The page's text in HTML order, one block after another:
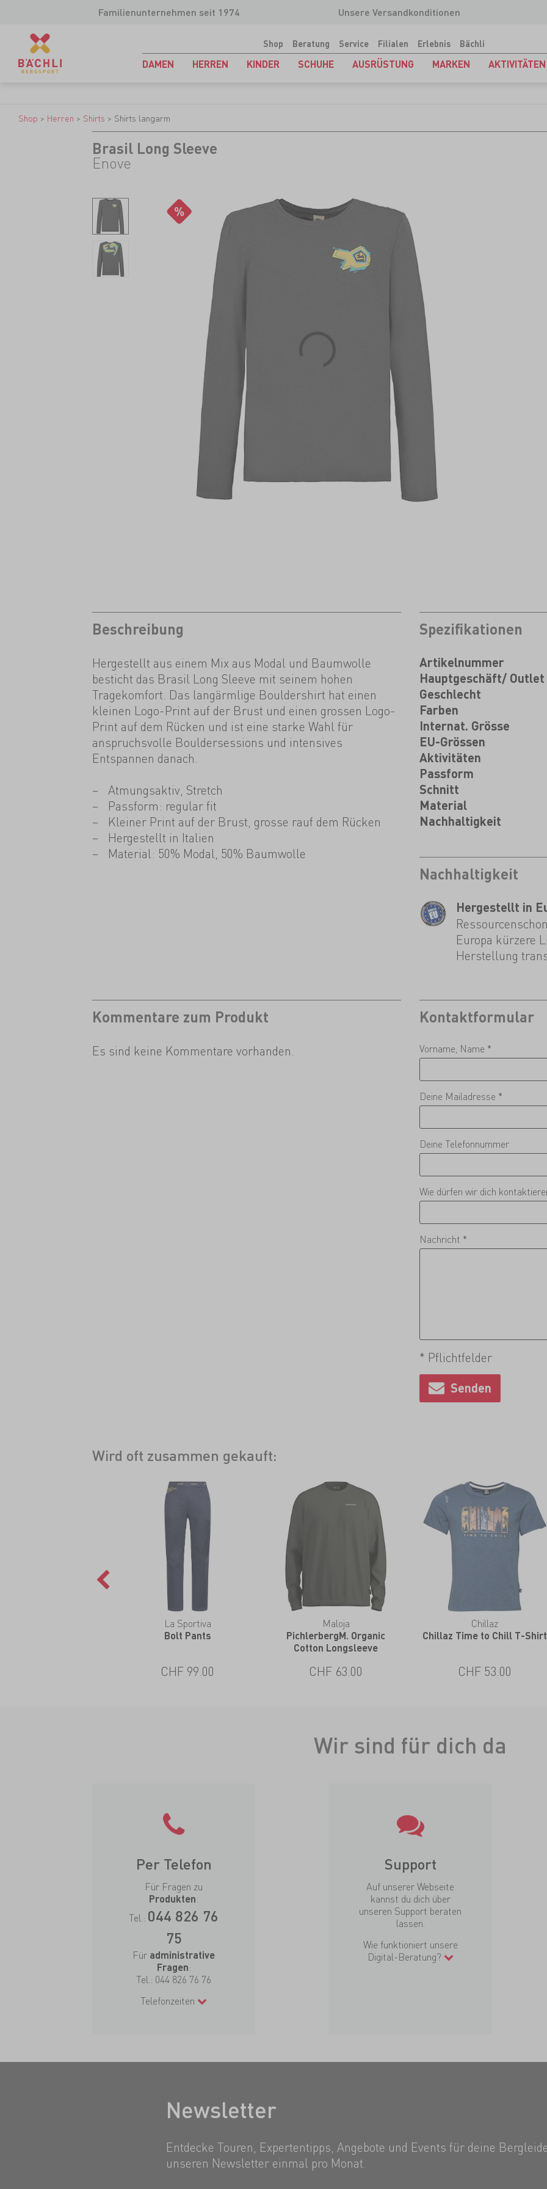
Familienunternehmen seit 1974 Unsere Versandkonditionen
Shop Beratung Service Filialen Erlebnis Bächli
DAMEN HERREN KINDER SCHUHE AUSRÜSTUNG MARKEN AKTIVITÄTEN
Shop > Herren > Shirts > Shirts langarm
Brasil Long Sleeve
Enove
Beschreibung
Hergestellt aus einem Mix aus Modal und Baumwolle
besticht das Brasil Long Sleeve mit seinem hohen
Tragekomfort. Das langärmlige Bouldershirt hat einen
kleinen Logo-Print auf der Brust und einen grossen Logo-
Print auf dem Rücken und ist eine starke Wahl für
anspruchsvolle Bouldersessions und intensives
Entspannen danach.
Atmungsaktiv, Stretch
Passform: regular fit
Kleiner Print auf der Brust, grosse rauf dem Rücken
Hergestellt in Italien
Material: 50% Modal, 50% Baumwolle
Spezifikationen
Artikelnummer
Hauptgeschäft/ Outlet
Geschlecht
Farben
Internat. Grösse
EU-Grössen
Aktivitäten
Passform
Schnitt
Material
Nachhaltigkeit
Nachhaltigkeit
Hergestellt in
Europa kürzere
Herstellung
Kommentare zum Produkt
Es sind keine Kommentare vorhanden.
Kontaktformular
Vorname, Name *
Deine Mailadresse *
Deine Telefonnummer
Wie dürfen wir dich
Nachricht *
* Pflichtfelder
Wird oft zusammen gekauft:
La Sportiva
Bolt Pants
CHF 99.00
Maloja
PichlerbergM. Organic
Cotton Longsleeve
CHF 63.00
Chillaz
Chillaz Time to Chill T-Shirt
CHF 53.00
Wir sind für dich da
Per Telefon
Für Fragen zu
Produkten:
Tel.: 044 826 76
75
Für administrative
Fragen:
Tel.: 044 826 76 76
Telefonzeiten
Support
Auf unserer Webseite
kannst du dich über
unseren Support beraten
lassen.
Wie funktioniert unsere
Digital-Beratung?
Newsletter
Entdecke Touren, Expertentipps, Angebote und Events für deine
unseren Newsletter einmal pro Monat.